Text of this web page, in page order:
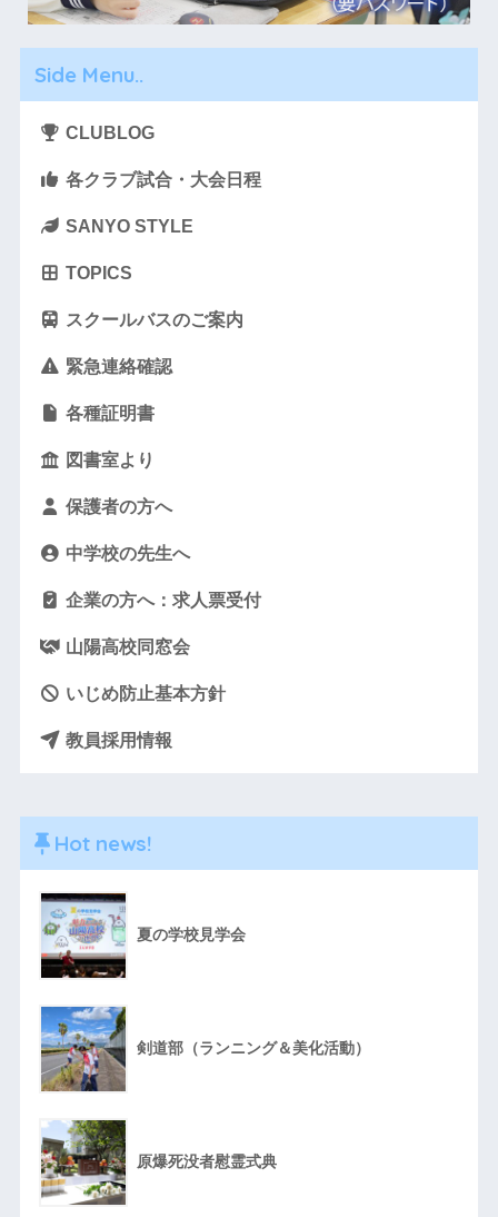
Side Menu..
CLUBLOG
各クラブ試合・大会日程
SANYO STYLE
TOPICS
スクールバスのご案内
緊急連絡確認
各種証明書
図書室より
保護者の方へ
中学校の先生へ
企業の方へ：求人票受付
山陽高校同窓会
いじめ防止基本方針
教員採用情報
Hot news!
夏の学校見学会
剣道部（ランニング＆美化活動）
原爆死没者慰霊式典